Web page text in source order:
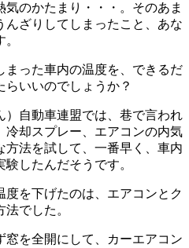
のかたまり・・・。そのあま
んざりしてしまったこと、あな
まった車内の温度を、できるだ
いいのでしょうか？
）自動車連盟では、巷で言われ
冷却スプレー、エアコンの内気
法を試して、一番早く、車内
したんだそうです。
を下げたのは、エアコンとク
でした。
を全開にして、カーエアコン